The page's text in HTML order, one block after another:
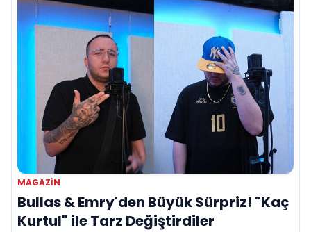
MAGAZIN
Bullas & Emry'den Büyük Sürpriz! "Kaç
Kurtul" ile Tarz Değiştirdiler